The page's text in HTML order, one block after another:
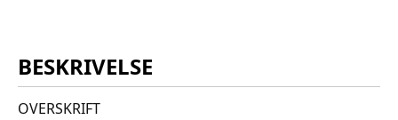
BESKRIVELSE
OVERSKRIFT